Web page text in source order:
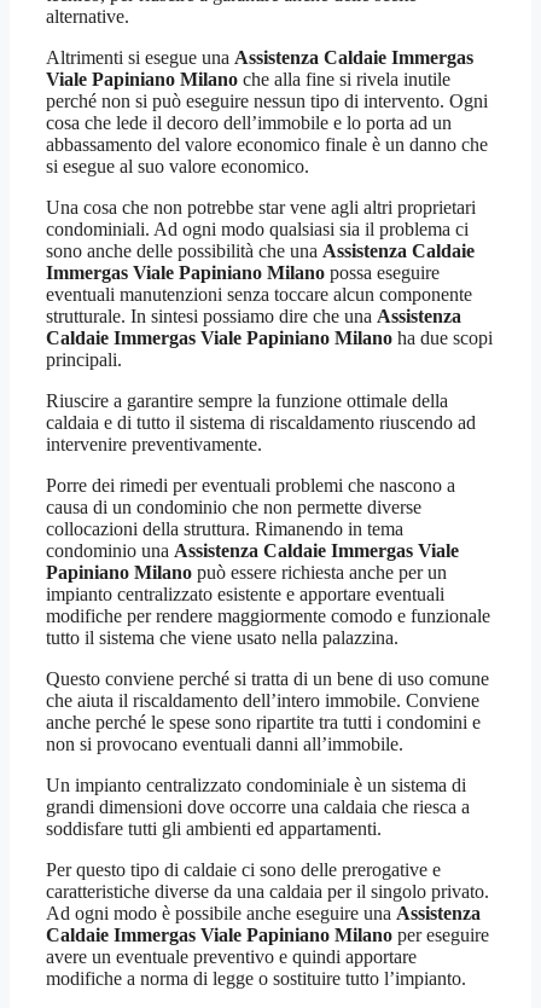
alternative.
Altrimenti si esegue una Assistenza Caldaie Immergas
Viale Papiniano Milano che alla fine si rivela inutile
perché non si può eseguire nessun tipo di intervento. Ogni
cosa che lede il decoro dell’immobile e lo porta ad un
abbassamento del valore economico finale è un danno che
si esegue al suo valore economico.
Una cosa che non potrebbe star vene agli altri proprietari
condominiali. Ad ogni modo qualsiasi sia il problema ci
sono anche delle possibilità che una Assistenza Caldaie
Immergas Viale Papiniano Milano possa eseguire
eventuali manutenzioni senza toccare alcun componente
strutturale. In sintesi possiamo dire che una Assistenza
Caldaie Immergas Viale Papiniano Milano ha due scopi
principali.
Riuscire a garantire sempre la funzione ottimale della
caldaia e di tutto il sistema di riscaldamento riuscendo ad
intervenire preventivamente.
Porre dei rimedi per eventuali problemi che nascono a
causa di un condominio che non permette diverse
collocazioni della struttura. Rimanendo in tema
condominio una Assistenza Caldaie Immergas Viale
Papiniano Milano può essere richiesta anche per un
impianto centralizzato esistente e apportare eventuali
modifiche per rendere maggiormente comodo e funzionale
tutto il sistema che viene usato nella palazzina.
Questo conviene perché si tratta di un bene di uso comune
che aiuta il riscaldamento dell’intero immobile. Conviene
anche perché le spese sono ripartite tra tutti i condomini e
non si provocano eventuali danni all’immobile.
Un impianto centralizzato condominiale è un sistema di
grandi dimensioni dove occorre una caldaia che riesca a
soddisfare tutti gli ambienti ed appartamenti.
Per questo tipo di caldaie ci sono delle prerogative e
caratteristiche diverse da una caldaia per il singolo privato.
Ad ogni modo è possibile anche eseguire una Assistenza
Caldaie Immergas Viale Papiniano Milano per eseguire
avere un eventuale preventivo e quindi apportare
modifiche a norma di legge o sostituire tutto l’impianto.